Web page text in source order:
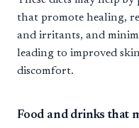
that promote healing,
and irritants, and
leading to improved
discomfort.
Food and drinks that